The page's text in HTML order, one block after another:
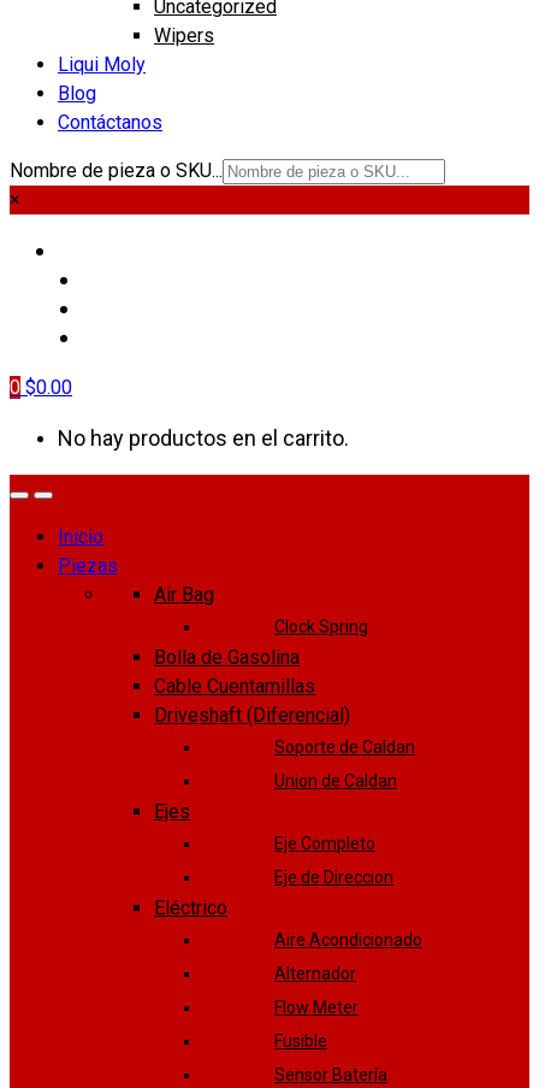
Uncategorized
Wipers
Liqui Moly
Blog
Contáctanos
Nombre de pieza o SKU...
×
0 $0.00
No hay productos en el carrito.
Inicio
Piezas
Air Bag
Clock Spring
Bolla de Gasolina
Cable Cuentamillas
Driveshaft (Diferencial)
Soporte de Caldan
Union de Caldan
Ejes
Eje Completo
Eje de Direccion
Eléctrico
Aire Acondicionado
Alternador
Flow Meter
Fusible
Sensor Batería